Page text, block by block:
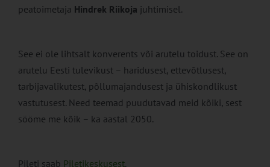
peatoimetaja Hindrek Riikoja juhtimisel.
See ei ole lihtsalt konverents või arutelu toidust. See on
arutelu Eesti tulevikust – haridusest, ettevõtlusest,
tarbijavalikutest, põllumajandusest ja ühiskondlikust
vastutusest. Need teemad puudutavad meid kõiki, sest
sööme me kõik – ka aastal 2050.
Pileti saab Piletikeskusest.